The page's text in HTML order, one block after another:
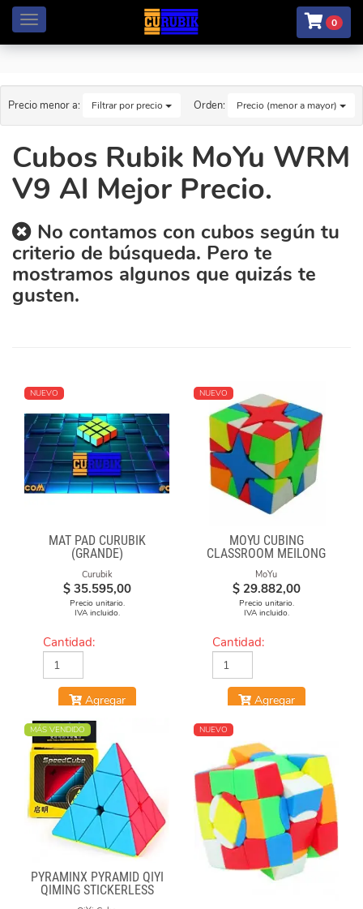
Menú 0
Precio menor a: Filtrar por precio Orden: Precio (menor a mayor)
Cubos Rubik MoYu WRM
V9 Al Mejor Precio.
No contamos con cubos según tu
criterio de búsqueda. Pero te
mostramos algunos que quizás te
gusten.
NUEVO
MAT PAD CURUBIK
(GRANDE)
Curubik
$ 35.595,00
Precio unitario.
IVA incluido.
Cantidad:
Agregar
NUEVO
MOYU CUBING
CLASSROOM MEILONG
POLARIS CUBE
STICKERLESS
MoYu
$ 29.882,00
Precio unitario.
IVA incluido.
Cantidad:
Agregar
MÁS VENDIDO
PYRAMINX PYRAMID QIYI
QIMING STICKERLESS
NUEVO